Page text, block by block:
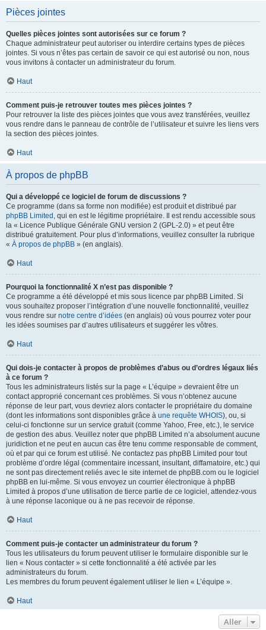
Pièces jointes
Quelles pièces jointes sont autorisées sur ce forum ?
Chaque administrateur peut autoriser ou interdire certains types de pièces
jointes. Si vous n’êtes pas certain de savoir ce qui est autorisé ou non, nous
vous invitons à contacter un administrateur du forum.
Haut
Comment puis-je retrouver toutes mes pièces jointes ?
Pour retrouver la liste des pièces jointes que vous avez transférées, veuillez
vous rendre dans le panneau de contrôle de l’utilisateur et suivre les liens vers
la section des pièces jointes.
Haut
À propos de phpBB
Qui a développé ce logiciel de forum de discussions ?
Ce programme (dans sa forme non modifiée) est produit et distribué par
phpBB Limited , qui en est le légitime propriétaire. Il est rendu accessible sous
la « Licence Publique Générale GNU version 2 (GPL-2.0) » et peut être
distribué gratuitement. Pour plus d’informations, veuillez consulter la rubrique
« À propos de phpBB » (en anglais).
Haut
Pourquoi la fonctionnalité X n’est pas disponible ?
Ce programme a été développé et mis sous licence par phpBB Limited. Si
vous souhaitez proposer l’intégration d’une nouvelle fonctionnalité, veuillez
vous rendre sur notre centre d’idées (en anglais) où vous pourrez voter pour
les idées soumises par d’autres utilisateurs et suggérer les vôtres.
Haut
Qui dois-je contacter à propos de problèmes d’abus ou d’ordres légaux liés
à ce forum ?
Tous les administrateurs listés sur la page « L’équipe » devraient être un
contact approprié concernant ces problèmes. Si vous n’obtenez aucune
réponse de leur part, vous devriez alors contacter le propriétaire du domaine
(dont les informations sont disponibles grâce à une requête WHOIS), ou, si
celui-ci fonctionne sur un service gratuit (comme Yahoo, Free, etc.), le service
de gestion des abus. Veuillez noter que phpBB Limited n’a absolument aucune
juridiction et ne peut en aucun cas être tenu comme responsable de comment,
où et par qui ce forum est utilisé. Ne contactez pas phpBB Limited pour tout
problème d’ordre légal (commentaire incessant, insultant, diffamatoire, etc.) qui
ne sont pas directement reliés avec le site internet de phpBB.com ou le logiciel
phpBB en lui-même. Si vous envoyez un courrier électronique à phpBB
Limited à propos d’une utilisation de tierce partie de ce logiciel, attendez-vous
à une réponse laconique ou à ne pas recevoir de réponse.
Haut
Comment puis-je contacter un administrateur du forum ?
Tous les utilisateurs du forum peuvent utiliser le formulaire disponible sur le
lien « Nous contacter » si cette fonctionnalité a été activée par les
administrateurs du forum.
Les membres du forum peuvent également utiliser le lien « L’équipe ».
Haut
Aller